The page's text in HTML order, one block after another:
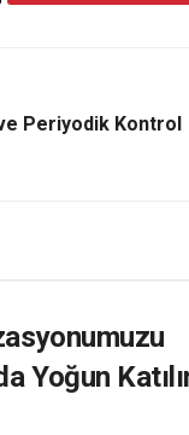
Periyodik Kontrol
Yoğun